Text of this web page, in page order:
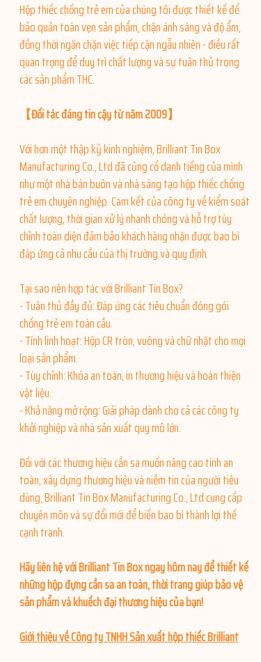
Hộp thiếc chống trẻ em của chúng tôi được thiết kế để
bảo quản toàn vẹn sản phẩm, chặn ánh sáng và độ ẩm,
đồng thời ngăn chặn việc tiếp cận ngẫu nhiên - điều rất
quan trọng để duy trì chất lượng và sự tuân thủ trong
các sản phẩm THC.
【Đối tác đáng tin cậy từ năm 2009】
Với hơn một thập kỷ kinh nghiệm, Brilliant Tin Box
Manufacturing Co., Ltd đã củng cố danh tiếng của mình
như một nhà bán buôn và nhà sáng tạo hộp thiếc chống
trẻ em chuyên nghiệp. Cam kết của công ty về kiểm soát
chất lượng, thời gian xử lý nhanh chóng và hỗ trợ tùy
chỉnh toàn diện đảm bảo khách hàng nhận được bao bì
đáp ứng cả nhu cầu của thị trường và quy định.
Tại sao nên hợp tác với Brilliant Tin Box?
- Tuân thủ đầy đủ: Đáp ứng các tiêu chuẩn đóng gói
chống trẻ em toàn cầu.
- Tính linh hoạt: Hộp CR tròn, vuông và chữ nhật cho mọi
loại sản phẩm.
- Tùy chỉnh: Khóa an toàn, in thương hiệu và hoàn thiện
vật liệu.
- Khả năng mở rộng: Giải pháp dành cho cả các công ty
khởi nghiệp và nhà sản xuất quy mô lớn.
Đối với các thương hiệu cần sa muốn nâng cao tính an
toàn, xây dựng thương hiệu và niềm tin của người tiêu
dùng, Brilliant Tin Box Manufacturing Co., Ltd cung cấp
chuyên môn và sự đổi mới để biến bao bì thành lợi thế
cạnh tranh.
Hãy liên hệ với Brilliant Tin Box ngay hôm nay để thiết kế
những hộp đựng cần sa an toàn, thời trang giúp bảo vệ
sản phẩm và khuếch đại thương hiệu của bạn!
Giới thiệu về Công ty TNHH Sản xuất hộp thiếc Brilliant